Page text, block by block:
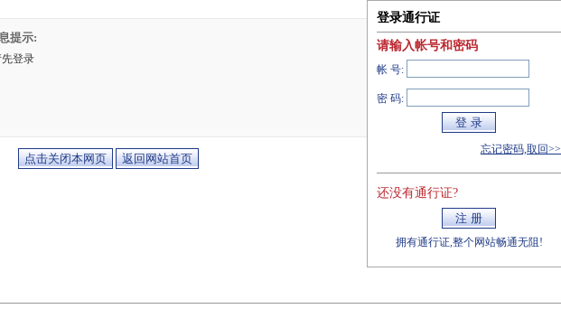
提示:
登录
登录通行证
请输入帐号和密码
帐 号:
密 码:
忘记密码,取回>>
还没有通行证?
拥有通行证,整个网站畅通无阻!